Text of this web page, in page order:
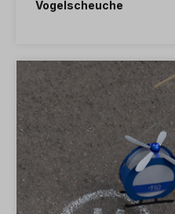
Vogelscheuche